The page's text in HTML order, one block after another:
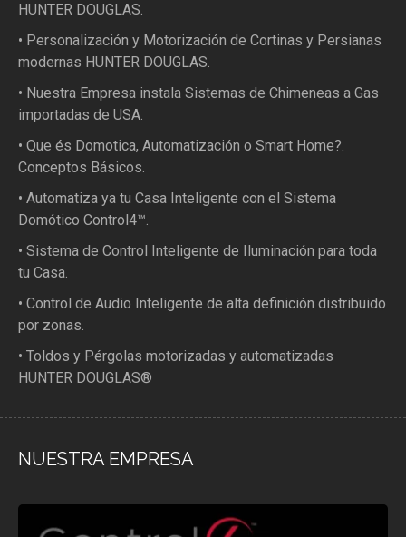
HUNTER DOUGLAS.
• Personalización y Motorización de Cortinas y Persianas
modernas HUNTER DOUGLAS.
• Nuestra Empresa instala Sistemas de Chimeneas a Gas
importadas de USA.
• Que és Domotica, Automatización o Smart Home?.
Conceptos Básicos.
• Automatiza ya tu Casa Inteligente con el Sistema
Domótico Control4™.
• Sistema de Control Inteligente de Iluminación para toda
tu Casa.
• Control de Audio Inteligente de alta definición distribuido
por zonas.
• Toldos y Pérgolas motorizadas y automatizadas
HUNTER DOUGLAS®
NUESTRA EMPRESA